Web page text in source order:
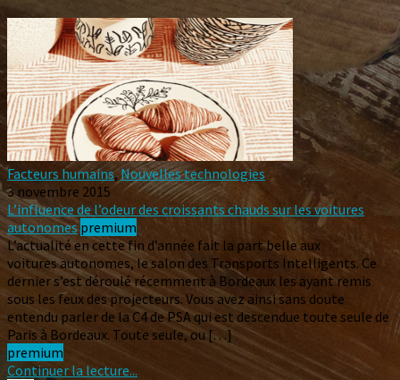
Facteurs humains,Nouvelles technologies
3 novembre 2015
L’influence de l’odeur des croissants chauds sur les voitures
autonomes premium
L’actualité en cette fin d’année fait la part belle aux
voitures autonomes, le salon des Transports Intelligents. Ce
dernier s’est déroulé récemment à Bordeaux les ayant remis
sous les feux des projecteurs. Vous avez ainsi sans doute
entendu parler de la C4 de PSA qui est descendue toute seule de
Paris à Bordeaux. Toute seule, ou […]
premium
Continuer la lecture...